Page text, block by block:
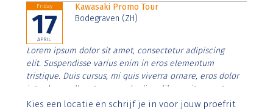
Friday
17
APRIL
Kawasaki Promo Tour
Bodegraven (ZH)
Lorem ipsum dolor sit amet, consectetur adipiscing
elit. Suspendisse varius enim in eros elementum
tristique. Duis cursus, mi quis viverra ornare, eros dolor
interdum nulla, ut commodo diam libero vitae erat.
Aenean faucibus nibh et justo cursus id rutrum lorem
Kies een locatie en schrijf je in voor jouw proefrit